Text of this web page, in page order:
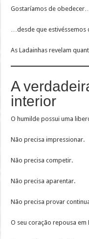
Gostaríamos de
…desde que estivéssemos
As Ladainhas revelam
A
interior
O humilde possui uma
Não precisa impressionar.
Não precisa competir.
Não precisa aparentar.
Não precisa provar
O seu coração repousa em